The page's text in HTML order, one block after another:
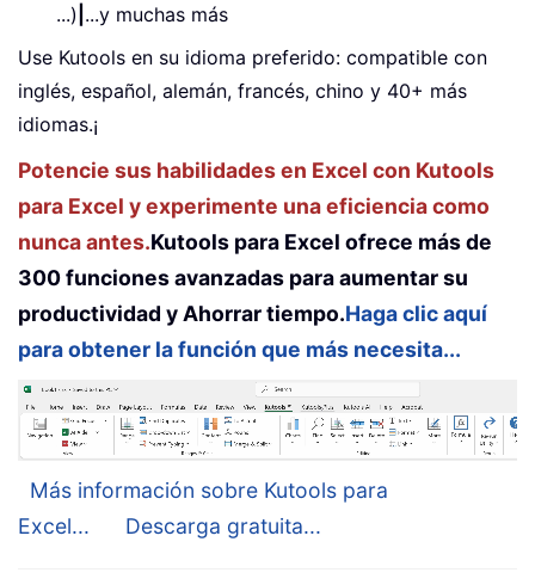
...) ...y muchas más
Use Kutools en su idioma preferido: compatible con
inglés, español, alemán, francés, chino y 40+ más
idiomas.¡
Potencie sus habilidades en Excel con Kutools
para Excel y experimente una eficiencia como
nunca antes.Kutools para Excel ofrece más de
300 funciones avanzadas para aumentar su
productividad y Ahorrar tiempo.Haga clic aquí
para obtener la función que más necesita...
Más información sobre Kutools para
Excel...
Descarga gratuita...